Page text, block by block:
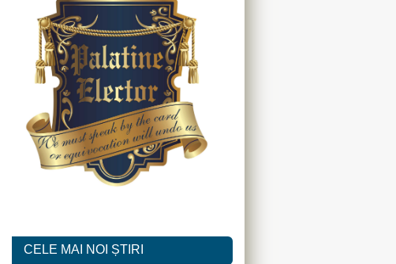
CELE MAI NOI ȘTIRI